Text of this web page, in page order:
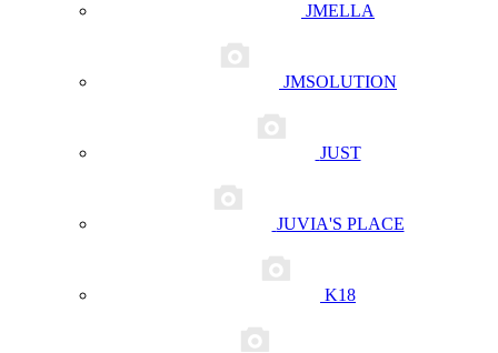
JMELLA
JMSOLUTION
JUST
JUVIA'S PLACE
K18